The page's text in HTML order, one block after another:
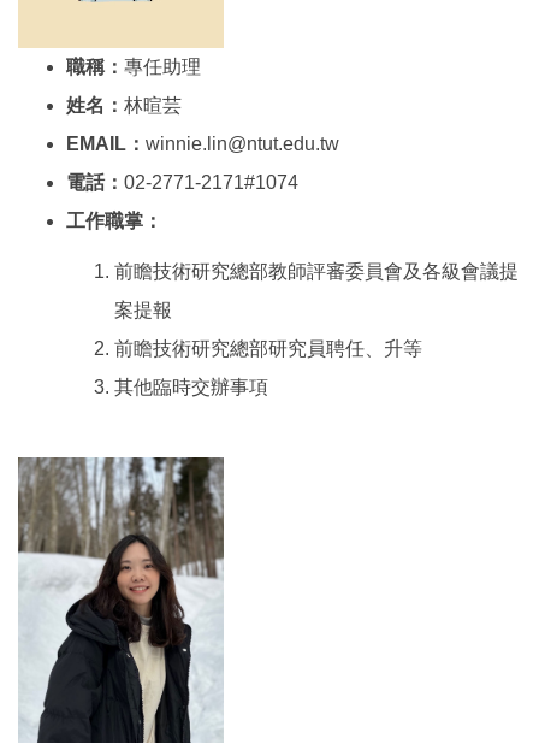
職稱： 專任助理
姓名： 林暄芸
EMAIL： winnie.lin@ntut.edu.tw
電話： 02-2771-2171#1074
工作職掌：
前瞻技術研究總部教師評審委員會及各級會議提
案提報
前瞻技術研究總部研究員聘任、升等
其他臨時交辦事項